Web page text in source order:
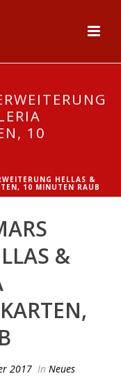
10
HELLAS &
10 MINUTEN RAUB
&
2017 In Neues